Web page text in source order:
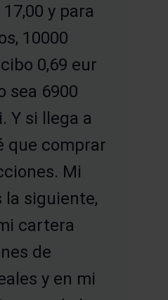
y para
10000
0,69 eur
sea 6900
Y si llega a
que comprar
Mi
la siguiente,
cartera
de
y en mi